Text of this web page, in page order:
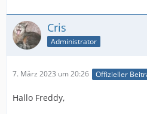
Cris
Administrator
7. März 2023 um 20:26 Offizieller
Hallo Freddy,